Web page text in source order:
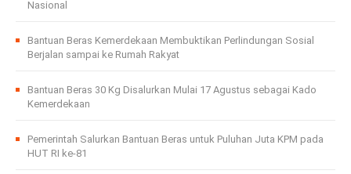
Nasional
Bantuan Beras Kemerdekaan Membuktikan Perlindungan Sosial
Berjalan sampai ke Rumah Rakyat
Bantuan Beras 30 Kg Disalurkan Mulai 17 Agustus sebagai Kado
Kemerdekaan
Pemerintah Salurkan Bantuan Beras untuk Puluhan Juta KPM pada
HUT RI ke-81